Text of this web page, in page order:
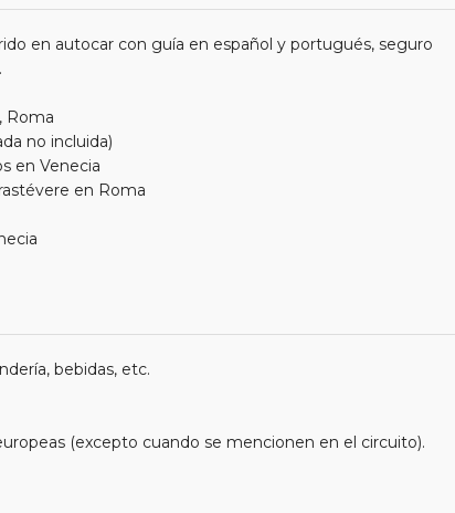
en autocar con guía en español y portugués, seguro
Roma
no incluida)
en Venecia
en Roma
bebidas, etc.
(excepto cuando se mencionen en el circuito).